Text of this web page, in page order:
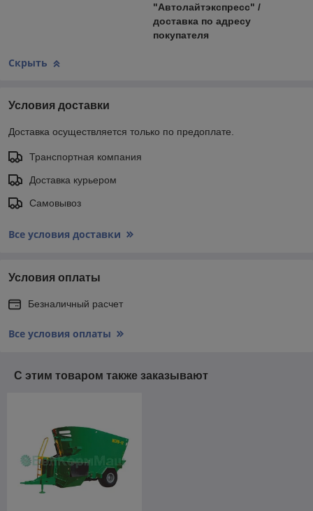
"Автолайтэкспресс" /
доставка по адресу
покупателя
Скрыть
Условия доставки
Доставка осуществляется только по предоплате.
Транспортная компания
Доставка курьером
Самовывоз
Все условия доставки
Условия оплаты
Безналичный расчет
Все условия оплаты
С этим товаром также заказывают